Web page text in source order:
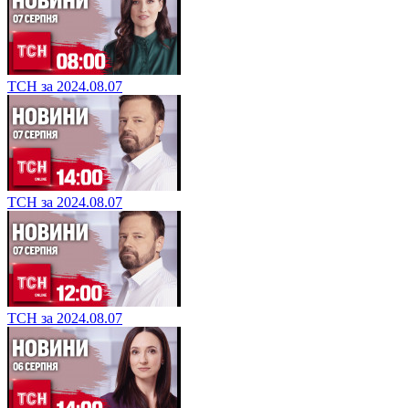
ТСН за 2024.08.07
ТСН за 2024.08.07
ТСН за 2024.08.07